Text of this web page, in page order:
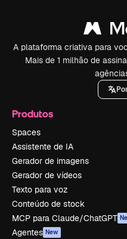
A plataforma criativa para
Mais de 1 milhão de
Produtos
Spaces
Assistente de IA
Gerador de imagens
Gerador de vídeos
Texto para voz
Conteúdo de stock
MCP para Claude/ChatGPT
Agentes New